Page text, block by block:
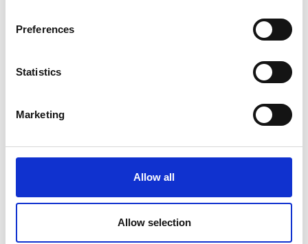
Preferences
Statistics
Marketing
Allow all
Allow selection